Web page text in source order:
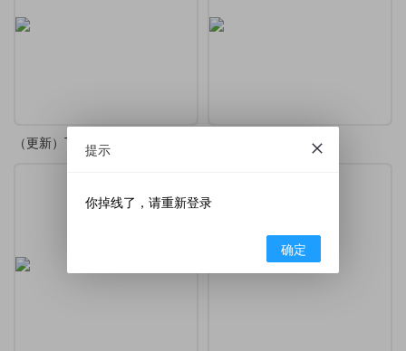
（更新）TikZ-Editor 中文版 TikZ-Editor 中文版
提示
你掉线了，请重新登录
确定